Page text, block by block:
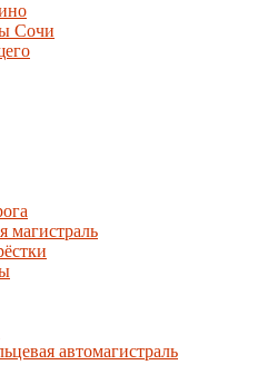
Сочи
магистраль
автомагистраль